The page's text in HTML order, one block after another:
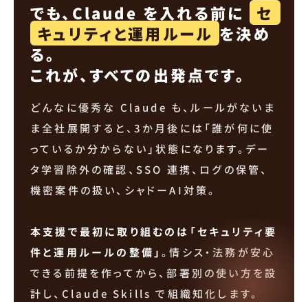
でも、Claude を入れる前に
セ
キュリティと運用ルール を決め
る。
これが、すべての出発点です。
どんなに優秀な Claude も、ルールがないま
ま全社展開すると、3か月後には「誰が何に使
っているか分からない」状態になります。デー
タ学習除外の確認、SSO 連携、ログの保管、
機密案件の扱い、シャドーAI対策。
本支援で最初に取り組むのは「セキュリティ要
件と運用ルールの整備」。情シス・法務が安心
できる前提を作ってから、部署別の使い方を設
計し、Claude Skills で組織知化します。